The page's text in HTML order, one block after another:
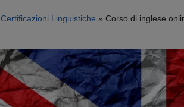
Certificazioni Linguistiche » Corso di inglese